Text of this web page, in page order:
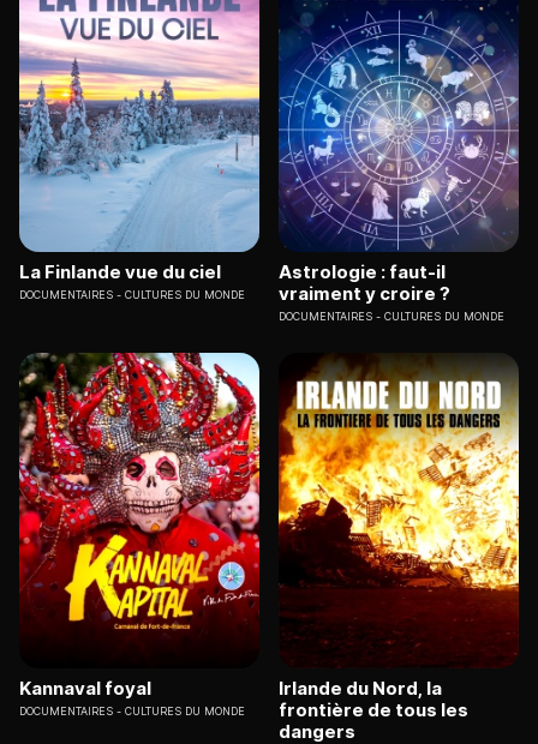
La Finlande vue du ciel
DOCUMENTAIRES CULTURES DU MONDE
Astrologie : faut-il
vraiment y croire ?
DOCUMENTAIRES CULTURES DU MONDE
Kannaval foyal
DOCUMENTAIRES CULTURES DU MONDE
Irlande du Nord, la
frontière de tous les
dangers